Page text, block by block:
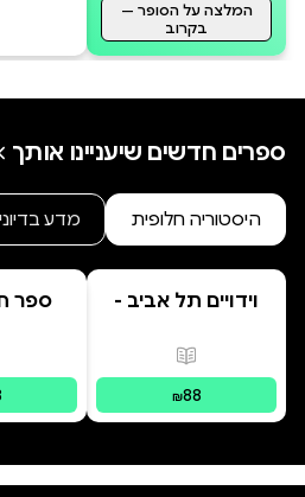
המלצה על הסופר —
בקרוב
ספרים חדשים שיעניינו אותך
היסטוריה חלופית מדע בדיוני
וידויים תל אביב -
פורמטים זמינים
₪88
ספר